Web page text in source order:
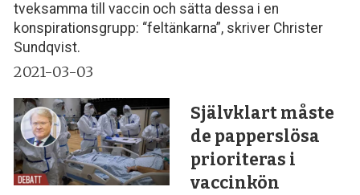
tveksamma till vaccin och sätta dessa i en
konspirationsgrupp: “feltänkarna”, skriver Christer
Sundqvist.
2021-03-03
Självklart måste
de papperslösa
prioriteras i
vaccinkön